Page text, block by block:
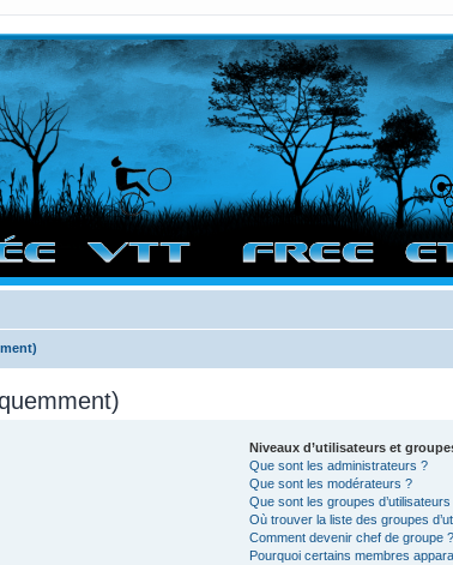
sur le site et bonnes randos dans l'Ouest !
Niveaux d’utilisateurs et
Que sont les administrateurs ?
Que sont les modérateurs ?
Que sont les groupes d’utilisateurs
Où trouver la liste des groupes
Comment devenir chef de groupe ?
Pourquoi certains membres